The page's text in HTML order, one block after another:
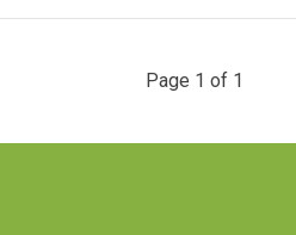
Page 1 of 1